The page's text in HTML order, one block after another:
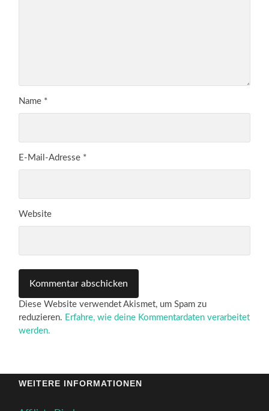
Name *
E-Mail-Adresse *
Website
Diese Website verwendet Akismet, um Spam zu
reduzieren. Erfahre, wie deine Kommentardaten verarbeitet
werden.
WEITERE INFORMATIONEN